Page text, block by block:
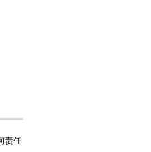
责任